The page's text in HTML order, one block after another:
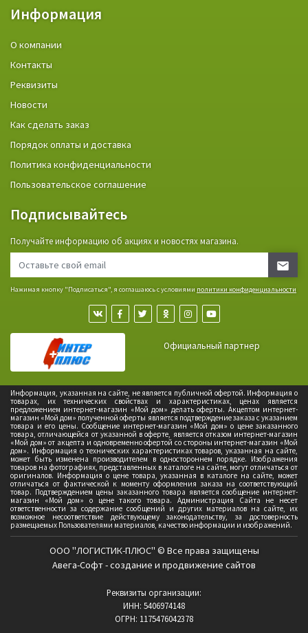
Информация
О компании
Контакты
Реквизиты
Новости
Как сделать заказ
Порядок оплаты и доставка
Политика конфиденциальности
Пользовательское соглашение
Подписывайтесь
Получайте информацию об акциях и новостях магазина.
Нажимая кнопку "Подписаться", я соглашаюсь с условиями политики конфиденциальности
Официальный партнер
Информация, указанная на сайте, не является публичной офертой. Информация о
товарах, их технических свойствах и характеристиках, ценах является
предложением интернет-магазин «Мой дом» делать оферты. Акцептом интернет-
магазин «Мой дом» полученной оферты является подтверждение заказа с указанием
товара и его цены. Сообщение интернет-магазин «Мой дом» о цене заказанного
товара, отличающейся от указанной в оферте, является отказом интернет-магазин
«Мой дом» от акцепта и одновременно офертой со стороны интернет-магазин «Мой
дом». Информация о технических характеристиках товаров, указанная на сайте,
может быть изменена производителем в одностороннем порядке. Изображения
товаров на фотографиях, представленных в каталоге на сайте, могут отличаться от
оригиналов. Информация о цене товара, указанная в каталоге на сайте, может
отличаться от фактической к моменту оформления заказа на соответствующий
товар. Подтверждением цены заказанного товара является сообщение интернет-
магазин «Мой дом» о цене такого товара. Администрация Сайта не несет
ответственности за содержание сообщений и других материалов на сайте, их
возможное несоответствие действующему законодательству, за достоверность
размещаемых Пользователями материалов, качество информации и изображений.
ООО "ЛОГИСТИК-ПЛЮС" © Все права защищены
Авега-Софт - создание и продвижение сайтов
Реквизиты организации:
ИНН: 5406974148
ОГРН: 1175476042378